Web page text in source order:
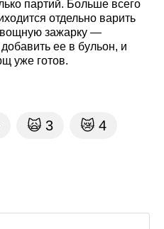
партий. Больше всего
отдельно варить
зажарку —
ее в бульон, и
уже готов.
🙀 3 😿 4